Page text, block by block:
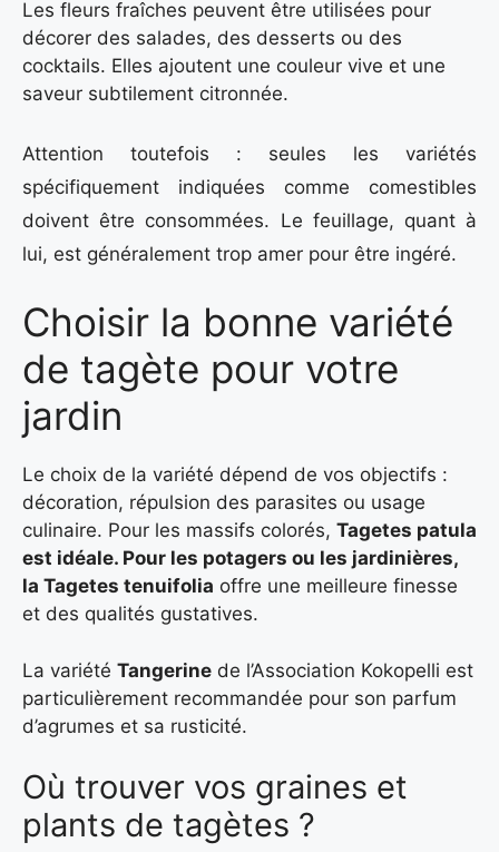
Les fleurs fraîches peuvent être utilisées pour
décorer des salades, des desserts ou des
cocktails. Elles ajoutent une couleur vive et une
saveur subtilement citronnée.
Attention toutefois : seules les variétés
spécifiquement indiquées comme comestibles
doivent être consommées. Le feuillage, quant à
lui, est généralement trop amer pour être ingéré.
Choisir la bonne variété
de tagète pour votre
jardin
Le choix de la variété dépend de vos objectifs :
décoration, répulsion des parasites ou usage
culinaire. Pour les massifs colorés, Tagetes patula
est idéale. Pour les potagers ou les jardinières,
la Tagetes tenuifolia offre une meilleure finesse
et des qualités gustatives.
La variété Tangerine de l’Association Kokopelli est
particulièrement recommandée pour son parfum
d’agrumes et sa rusticité.
Où trouver vos graines et
plants de tagètes ?